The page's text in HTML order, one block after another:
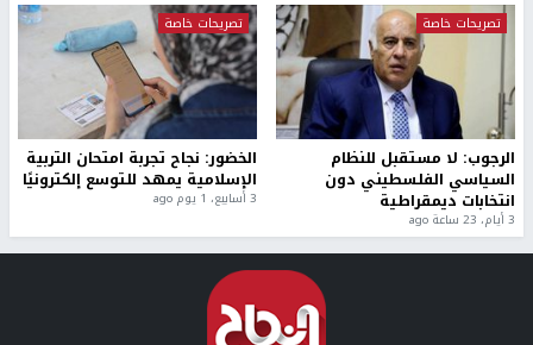
تصريحات خاصة
الرجوب: لا مستقبل للنظام
السياسي الفلسطيني دون
انتخابات ديمقراطية
3 أيام، 23 ساعة ago
تصريحات خاصة
الخضور: نجاح تجربة امتحان التربية
الإسلامية يمهد للتوسع إلكترونيًا
3 أسابيع، 1 يوم ago